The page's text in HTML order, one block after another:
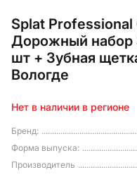
Splat
Дорожный набор
шт + Зубная
Вологде
Бренд:
Форма выпуска:
Производитель
Нет в наличии в регионе